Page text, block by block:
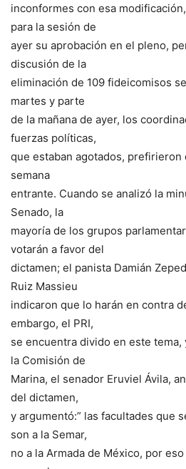
inconformes con esa
para la sesión de
ayer su aprobación en el pleno,
discusión de la
eliminación de 109 fideicomisos
martes y parte
de la mañana de ayer, los
fuerzas políticas,
que estaban agotados,
semana
entrante. Cuando se analizó la
Senado, la
mayoría de los grupos
votarán a favor del
dictamen; el panista Damián
Ruiz Massieu
indicaron que lo harán en contra
embargo, el PRI,
se encuentra divido en este
la Comisión de
Marina, el senador Eruviel Ávila,
del dictamen,
y argumentó:” las facultades que
son a la Semar,
no a la Armada de México, por